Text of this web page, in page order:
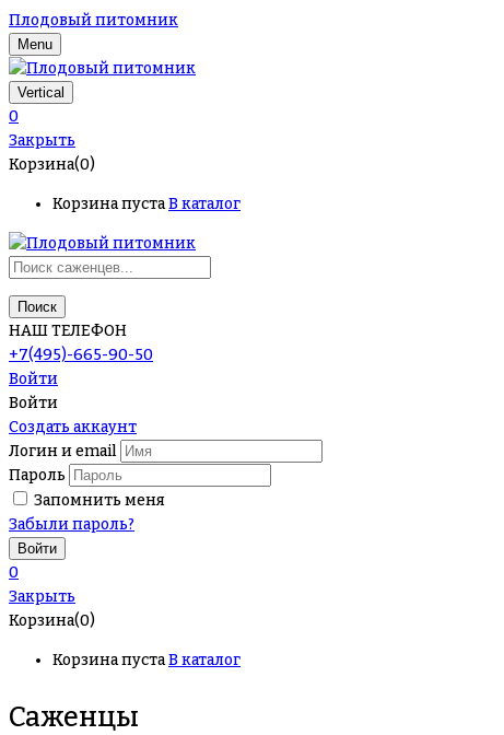
Плодовый питомник
Menu
Vertical
0
Закрыть
Корзина(0)
Корзина пустаВ каталог
Поиск
НАШ ТЕЛЕФОН
+7(495)-665-90-50
Войти
Войти
Создать аккаунт
Логин и email
Пароль
Запомнить меня
Забыли пароль?
0
Закрыть
Корзина(0)
Корзина пустаВ каталог
Саженцы